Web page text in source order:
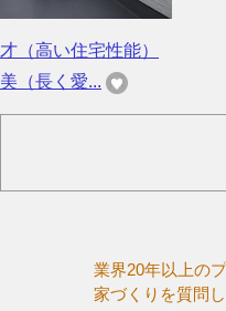
才（高い住宅性能）
美（長く愛...
業界20年以上の
家づくりを質問